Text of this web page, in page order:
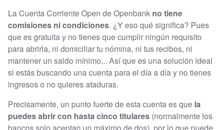
La Cuenta Corriente Open de Openbank no tiene
comisiones ni condiciones. ¿Y eso qué significa? Pues
que es gratuita y no tienes que cumplir ningún requisito
para abrirla, ni domiciliar tu nómina, ni tus recibos, ni
mantener un saldo mínimo... Así que es una solución ideal
si estás buscando una cuenta para el día a día y no tienes
ingresos o no quieres ataduras.
Precisamente, un punto fuerte de esta cuenta es que la
puedes abrir con hasta cinco titulares (normalmente los